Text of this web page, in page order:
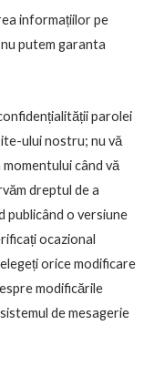
informațiilor pe
putem garanta
parolei
ului nostru; nu vă
când vă
dreptul de a
publicând o versiune
ocazional
orice modificare
modificările
de mesagerie